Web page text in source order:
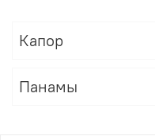
Капор
Панамы